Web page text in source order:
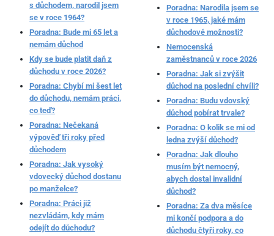
s důchodem, narodil jsem
se v roce 1964?
Poradna: Bude mi 65 let a
nemám důchod
Kdy se bude platit daň z
důchodu v roce 2026?
Poradna: Chybí mi šest let
do důchodu, nemám práci,
co teď?
Poradna: Nečekaná
výpověď tři roky před
důchodem
Poradna: Jak vysoký
vdovecký důchod dostanu
po manželce?
Poradna: Práci již
nezvládám, kdy mám
odejít do důchodu?
Poradna: Narodila jsem se
v roce 1965, jaké mám
důchodové možnosti?
Nemocenská
zaměstnanců v roce 2026
Poradna: Jak si zvýšit
důchod na poslední chvíli?
Poradna: Budu vdovský
důchod pobírat trvale?
Poradna: O kolik se mi od
ledna zvýší důchod?
Poradna: Jak dlouho
musím být nemocný,
abych dostal invalidní
důchod?
Poradna: Za dva měsíce
mi končí podpora a do
důchodu čtyři roky, co